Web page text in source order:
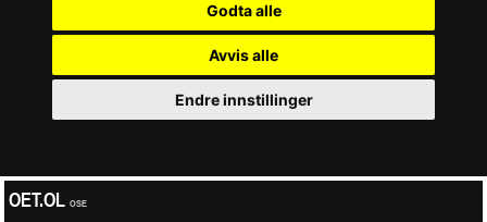
Godta alle
Avvis alle
Endre innstillinger
OET.OL OSE